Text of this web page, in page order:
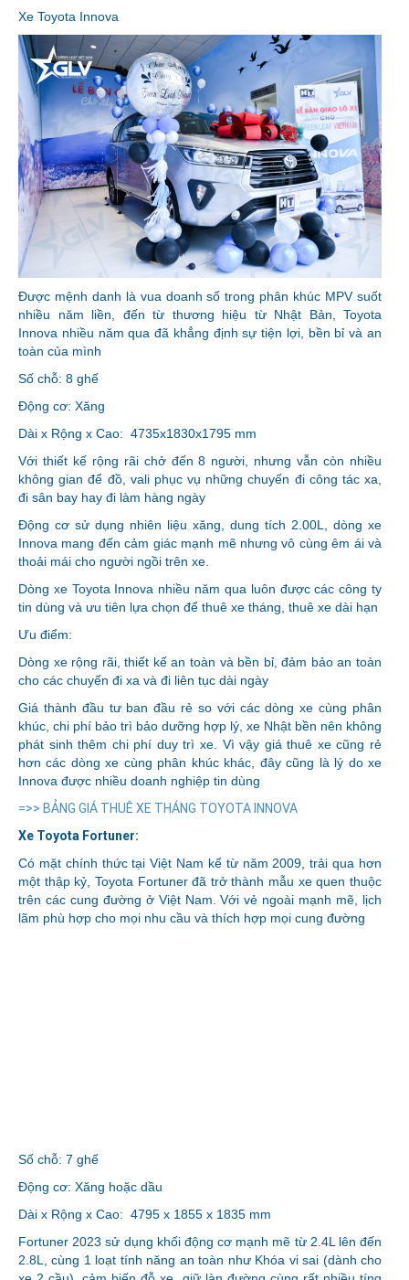
Xe Toyota Innova
Được mệnh danh là vua doanh số trong phân khúc MPV suốt
nhiều năm liền, đến từ thương hiệu từ Nhật Bản, Toyota
Innova nhiều năm qua đã khẳng định sự tiện lợi, bền bỉ và an
toàn của mình
Số chỗ: 8 ghế
Động cơ: Xăng
Dài x Rộng x Cao: 4735x1830x1795 mm
Với thiết kế rộng rãi chở đến 8 người, nhưng vẫn còn nhiều
không gian để đồ, vali phục vụ những chuyến đi công tác xa,
đi sân bay hay đi làm hàng ngày
Động cơ sử dụng nhiên liệu xăng, dung tích 2.00L, dòng xe
Innova mang đến cảm giác mạnh mẽ nhưng vô cùng êm ái và
thoải mái cho người ngồi trên xe.
Dòng xe Toyota Innova nhiều năm qua luôn được các công ty
tin dùng và ưu tiên lựa chọn để thuê xe tháng, thuê xe dài hạn
Ưu điểm:
Dòng xe rộng rãi, thiết kế an toàn và bền bỉ, đảm bảo an toàn
cho các chuyến đi xa và đi liên tục dài ngày
Giá thành đầu tư ban đầu rẻ so với các dòng xe cùng phân
khúc, chi phí bảo trì bảo dưỡng hợp lý, xe Nhật bền nên không
phát sinh thêm chi phí duy trì xe. Vì vậy giá thuê xe cũng rẻ
hơn các dòng xe cùng phân khúc khác, đây cũng là lý do xe
Innova được nhiều doanh nghiệp tin dùng
=>> BẢNG GIÁ THUÊ XE THÁNG TOYOTA INNOVA
Xe Toyota Fortuner:
Có mặt chính thức tại Việt Nam kể từ năm 2009, trải qua hơn
một thập kỷ, Toyota Fortuner đã trở thành mẫu xe quen thuộc
trên các cung đường ở Việt Nam. Với vẻ ngoài mạnh mẽ, lịch
lãm phù hợp cho mọi nhu cầu và thích hợp mọi cung đường
Số chỗ: 7 ghế
Động cơ: Xăng hoặc dầu
Dài x Rộng x Cao: 4795 x 1855 x 1835 mm
Fortuner 2023 sử dụng khối động cơ mạnh mẽ từ 2.4L lên đến
2.8L, cùng 1 loạt tính năng an toàn như Khóa vi sai (dành cho